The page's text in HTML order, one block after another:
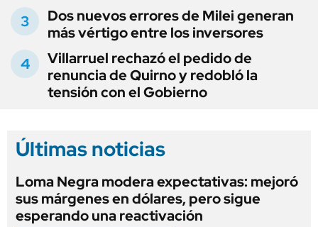
Dos nuevos errores de Milei generan
más vértigo entre los inversores
Villarruel rechazó el pedido de
renuncia de Quirno y redobló la
tensión con el Gobierno
Últimas noticias
Loma Negra modera expectativas: mejoró
sus márgenes en dólares, pero sigue
esperando una reactivación